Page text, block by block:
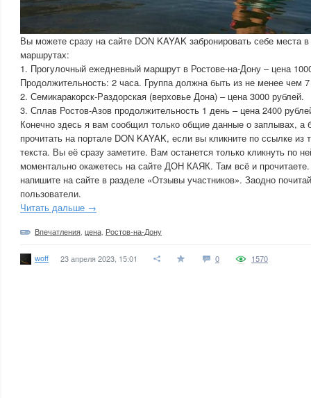
Вы можете сразу на сайте DON KAYAK забронировать себе места
маршрутах:
1. Прогулочный ежедневный маршрут в Ростове-на-Дону – цена
Продолжительность: 2 часа. Группа должна быть из не менее чем
2. Семикаракорск-Раздорская (верховье Дона) – цена 3000 рублей.
3. Сплав Ростов-Азов продолжительность 1 день – цена 2400
Конечно здесь я вам сообщил только общие данные о заплывах, а
прочитать на портале DON KAYAK, если вы кликните по ссылке из
текста. Вы её сразу заметите. Вам останется только кликнуть по
моментально окажетесь на сайте ДОН КАЯК. Там всё и
напишите на сайте в разделе «Отзывы участников». Заодно
пользователи.
Читать дальше →
Впечатления цена Ростов-на-Дону
woff 23 апреля 2023, 15:01 0 1570